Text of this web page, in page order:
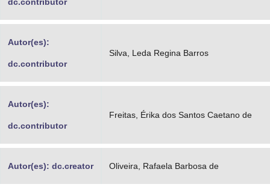
dc.contributor
Autor(es):
dc.contributor
Silva, Leda Regina Barros
Autor(es):
dc.contributor
Freitas, Érika dos Santos Caetano de
Autor(es): dc.creator Oliveira, Rafaela Barbosa de